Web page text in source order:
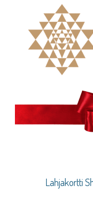
Lahjakortti